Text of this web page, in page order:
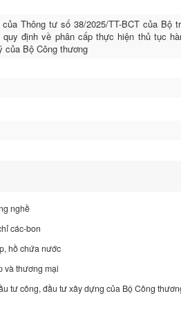
Thông tư số 38/2025/TT-BCT của Bộ
định về phân cấp thực hiện thủ tục
của Bộ Công thương
nghề
các-bon
hồ chứa nước
và thương mại
tư công, đầu tư xây dựng của Bộ Công